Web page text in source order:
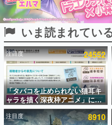
連載・特集一覧
殿堂入り記事
SNS拡散数が数千以
ど。多くの人々に読
事をまとめました。
ゲームの企画書
名作ゲームクリエイ
聞きし、ヒットする
きます。
赫本
この物語を解いては
いま読まれてい
注目度 24552
「タバコを止められない猫耳キ
ャラを描く深夜枠アニメ」に視
聴者の一部から批判意見。違法
薬物の使用と思しき描写も含め
注目度 8910